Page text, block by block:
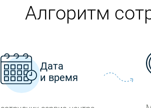
Алгоритм
Дата
и время